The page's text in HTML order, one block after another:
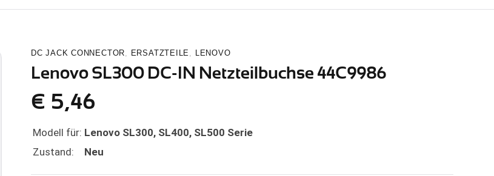
DC JACK CONNECTOR, ERSATZTEILE, LENOVO
Lenovo SL300 DC-IN Netzteilbuchse 44C9986
€ 5,46
Modell für: Lenovo SL300, SL400, SL500 Serie
Zustand:
Neu